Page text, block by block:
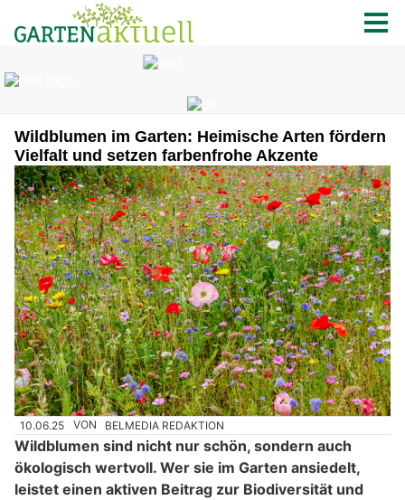
Wildblumen im Garten: Heimische Arten fördern
Vielfalt und setzen farbenfrohe Akzente
10.06.25 VON BELMEDIA REDAKTION
Wildblumen sind nicht nur schön, sondern auch
ökologisch wertvoll. Wer sie im Garten ansiedelt,
leistet einen aktiven Beitrag zur Biodiversität und